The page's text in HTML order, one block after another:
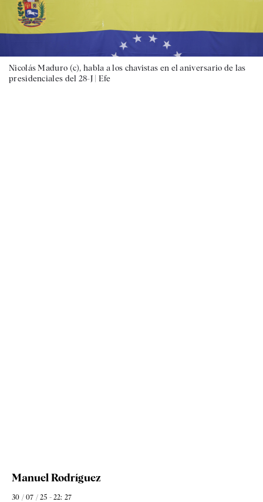
Nicolás Maduro (c), habla a los chavistas en el aniversario de las
presidenciales del 28-J | Efe
Manuel Rodríguez
30 / 07 / 25 - 22: 27